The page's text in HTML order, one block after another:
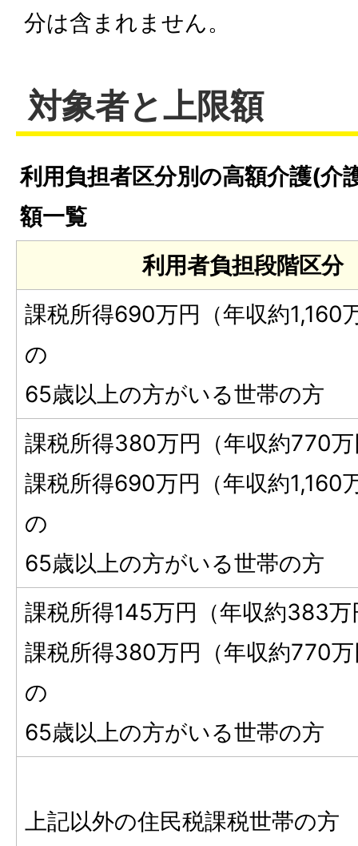
分は含まれません。
対象者と上限額
利用負担者区分別の高額介護(介
額一覧
利用者負担段階区分
課税所得690万円（年収約1,160
の
65歳以上の方がいる世帯の方
課税所得380万円（年収約770
課税所得690万円（年収約1,160
の
65歳以上の方がいる世帯の方
課税所得145万円（年収約383万
課税所得380万円（年収約770
の
65歳以上の方がいる世帯の方
上記以外の住民税課税世帯の方